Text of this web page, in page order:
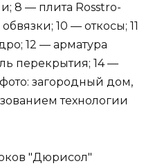
8 — плита Rosstro-
10 — откосы; 11
12 — арматура
перекрытия; 14 —
загородный дом,
технологии
"Дюрисол"